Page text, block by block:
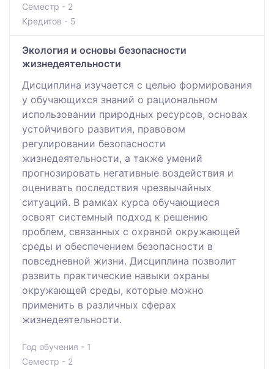
Семестр - 2
Кредитов - 5
Экология и основы безопасности
жизнедеятельности
Дисциплина изучается с целью формирования
у обучающихся знаний о рациональном
использовании природных ресурсов, основах
устойчивого развития, правовом
регулировании безопасности
жизнедеятельности, а также умений
прогнозировать негативные воздействия и
оценивать последствия чрезвычайных
ситуаций. В рамках курса обучающиеся
освоят системный подход к решению
проблем, связанных с охраной окружающей
среды и обеспечением безопасности в
повседневной жизни. Дисциплина позволит
развить практические навыки охраны
окружающей среды, которые можно
применить в различных сферах
жизнедеятельности.
Год обучения - 1
Семестр - 2